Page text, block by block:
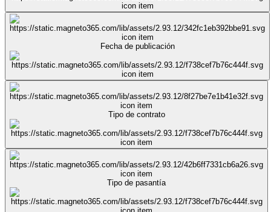
Fecha de publicación
Tipo de contrato
Tipo de pasantía